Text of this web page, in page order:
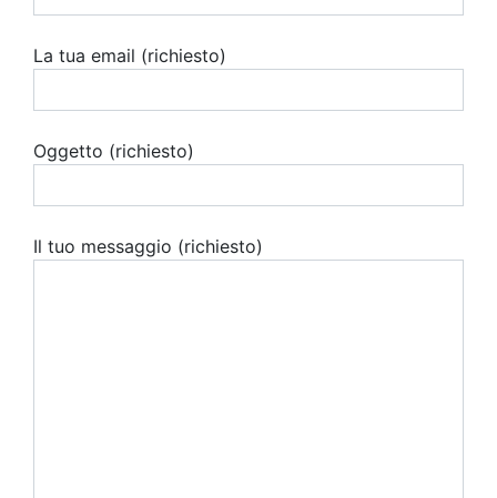
La tua email (richiesto)
Oggetto (richiesto)
Il tuo messaggio (richiesto)